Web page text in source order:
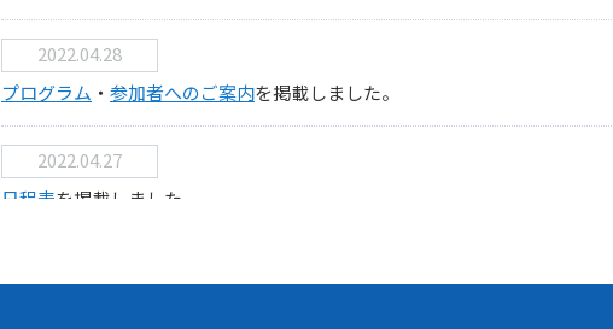
2022.04.28
プログラム ・ 参加者へのご案内を掲載しました。
2022.04.27
日程表を掲載しました。